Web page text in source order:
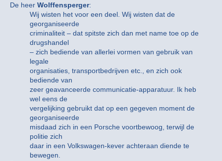
De heer Wolffensperger:
Wij wisten het voor een deel. Wij wisten dat de
georganiseerde
criminaliteit – dat spitste zich dan met name toe op de
drugshandel
– zich bediende van allerlei vormen van gebruik van
legale
organisaties, transportbedrijven etc., en zich ook
bediende van
zeer geavanceerde communicatie-apparatuur. Ik heb
wel eens de
vergelijking gebruikt dat op een gegeven moment de
georganiseerde
misdaad zich in een Porsche voortbewoog, terwijl de
politie zich
daar in een Volkswagen-kever achteraan diende te
bewegen.